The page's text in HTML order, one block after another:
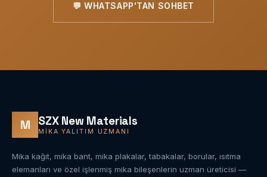
💬 WHATSAPP'TAN SOHBET
M SZX New Materials
MIKA YALITIM UZMANI
Mika kağıt, mika bant, mika plakalar, tabakalar, borular, ısıtma
elemanları ve özel işlenmiş mika bileşenlerin uzman üreticisi —